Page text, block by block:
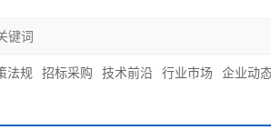
法规 招标采购 技术前沿 行业市场 企业动